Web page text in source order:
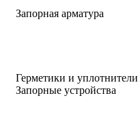
Запорная арматура
Герметики и уплотнители
Запорные устройства